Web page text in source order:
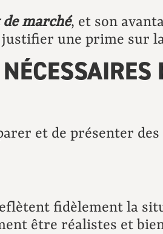
marché, et son
une prime sur
et de présenter
fidèlement la
être réalistes et